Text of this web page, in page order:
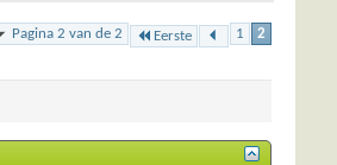
Pagina 2 van de 2 Eerste 1 2